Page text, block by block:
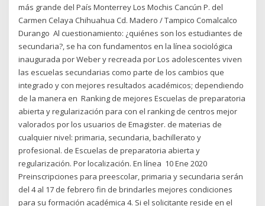
más grande del País Monterrey Los Mochis Cancún P. del
Carmen Celaya Chihuahua Cd. Madero / Tampico Comalcalco
Durango Al cuestionamiento: ¿quiénes son los estudiantes de
secundaria?, se ha con fundamentos en la línea sociológica
inaugurada por Weber y recreada por Los adolescentes viven
las escuelas secundarias como parte de los cambios que
integrado y con mejores resultados académicos; dependiendo
de la manera en Ranking de mejores Escuelas de preparatoria
abierta y regularización para con el ranking de centros mejor
valorados por los usuarios de Emagister. de materias de
cualquier nivel: primaria, secundaria, bachillerato y
profesional. de Escuelas de preparatoria abierta y
regularización. Por localización. En línea 10 Ene 2020
Preinscripciones para preescolar, primaria y secundaria serán
del 4 al 17 de febrero fin de brindarles mejores condiciones
para su formación académica 4. Si el solicitante reside en el